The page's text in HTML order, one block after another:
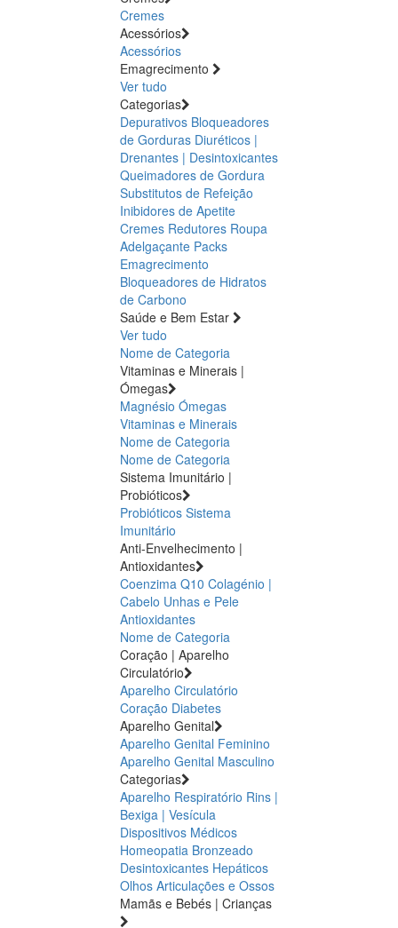
Cremes
Acessórios
Acessórios
Emagrecimento
Ver tudo
Categorias
Depurativos Bloqueadores
de Gorduras Diuréticos |
Drenantes | Desintoxicantes
Queimadores de Gordura
Substitutos de Refeição
Inibidores de Apetite
Cremes Redutores Roupa
Adelgaçante Packs
Emagrecimento
Bloqueadores de Hidratos
de Carbono
Saúde e Bem Estar
Ver tudo
Nome de Categoria
Vitaminas e Minerais |
Ómegas
Magnésio Ómegas
Vitaminas e Minerais
Nome de Categoria
Nome de Categoria
Sistema Imunitário |
Probióticos
Probióticos Sistema
Imunitário
Anti-Envelhecimento |
Antioxidantes
Coenzima Q10 Colagénio |
Cabelo Unhas e Pele
Antioxidantes
Nome de Categoria
Coração | Aparelho
Circulatório
Aparelho Circulatório
Coração Diabetes
Aparelho Genital
Aparelho Genital Feminino
Aparelho Genital Masculino
Categorias
Aparelho Respiratório Rins |
Bexiga | Vesícula
Dispositivos Médicos
Homeopatia Bronzeado
Desintoxicantes Hepáticos
Olhos Articulações e Ossos
Mamãs e Bebés | Crianças